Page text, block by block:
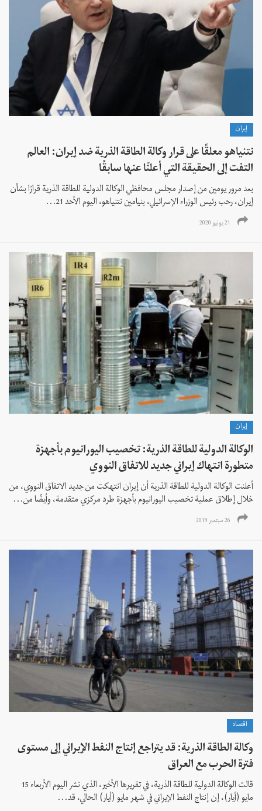
إيران
نتنياهو معلقًا على قرار وكالة الطاقة الذرية ضد إيران: العالم
التفت إلى الحقيقة التي أعلنّا عنها سابقًا
بعد مرور يومين من إصدار مجلس محافظي الوكالة الدولية للطاقة الذرية قرارًا بشأن
إيران، رحب رئيس الوزراء الإسرائيلي، بنيامين نتنياهو، اليوم الأحد 21...
21 يونيو 2020
إيران
الوكالة الدولية للطاقة الذرية: تخصيب اليورانيوم بأجهزة
متطورة انتهاك إيراني جديد للاتفاق النووي
أعلنت الوكالة الدولية للطاقة الذرية أن إيران انتهكت من جديد الاتفاق النووي، من
خلال إطلاق عملية تخصيب اليورانيوم بأجهزة طرد مركزي متقدمة، وأيضًا من...
26 سبتمبر 2019
اقتصاد
وكالة الطاقة الذرية: قد يتراجع إنتاج النفط الإيراني إلى مستوى
فترة الحرب مع العراق
قالت الوكالة الدولية للطاقة الذرية، في تقريرها الأخير، الذي نشر اليوم الأربعاء 15
مايو (أيار)، إن إنتاج النفط الإيراني في شهر مايو (أيار) الحالي، قد...